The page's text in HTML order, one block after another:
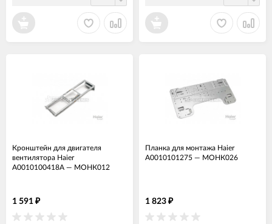
Кронштейн для двигателя
вентилятора Haier
A0010100418A — МОНК012
1 591 ₽
Планка для монтажа Haier
A0010101275 — МОНК026
1 823 ₽